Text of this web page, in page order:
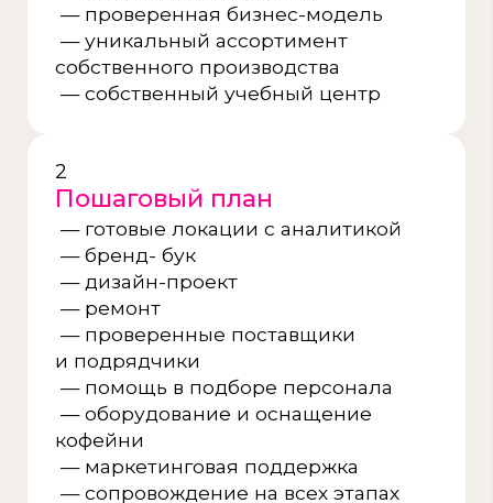
10 ШАГОВ НА ПУТИ
К ОТКРЫТИЮ
Открытие — это только начало
Мы сопровождаем вас от идеи
до открытия и дальше